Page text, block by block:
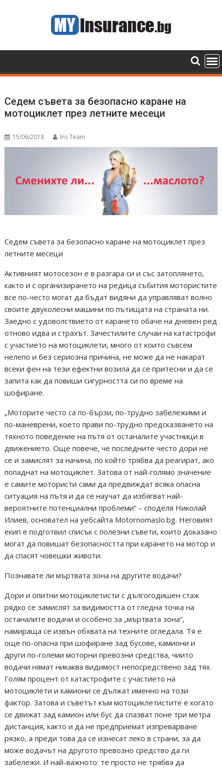
Седем съвета за безопасно каране на
мотоциклет през летните месеци
15/06/2018 Ins Team
Седем съвета за безопасно каране на мотоциклет през
летните месеци
Активният мотосезон е в разгара си и със затоплянето,
както и с организирането на редица събития мотористите
все по-често могат да бъдат видяни да управляват волно
своите двуколесни машини по пътищата на страната ни.
Заедно с удоволствието от карането обаче на дневен ред
отново идва и страхът. Зачестилите случаи на катастрофи
с участието на мотоциклети, много от които съвсем
нелепо и без сериозна причина, не може да не накарат
всеки фен на тези ефектни возила да се притесни и да се
запита как да повиши сигурността си по време на
шофиране.
„Моторите често са по-бързи, по-трудно забележими и
по-маневрени, което прави по-трудно предсказването на
тяхното поведение на пътя от останалите участници в
движението. Още повече, че последните често дори не
се и замислят за начина, по който трябва да реагират, ако
попаднат на мотоциклет. Затова от най-голямо значение
е самите мотористи сами да предвиждат всяка опасна
ситуация на пътя и да се научат да избягват най-
вероятните потенциални проблеми“ – споделя Николай
Илиев, основател на уебсайта Motornomaslo.bg. Неговият
екип е подготвил списък с полезни съвети, които доказано
могат да повишат безопасността при карането на мотор и
да спасят човешки животи.
Познавате ли мъртвата зона на другите водачи?
Дори и опитни мотоциклетисти с дългогодишен стаж
рядко се замислят за видимостта от гледна точка на
останалите водачи и особено за „мъртвата зона“,
намираща се извън обхвата на техните огледала. Тя е
още по-опасна при шофиране зад бусове, камиони и
други по-големи моторни превозни средства, чиито
водачи нямат никаква видимост непосредствено зад тях.
Голям процент от катастрофите с участието на
мотоциклети и камиони се дължат именно на този
фактор. Затова и съветът към мотоциклетистите е когато
се движат зад камион или бус да спазват поне три метра
дистанция, както и да не предприемат изпреварване
рязко, а преди това да се изнесат леко в страни, за да
може водачът на другото превозно средство да ги
забележи. И най-важното: те просто не трябва да